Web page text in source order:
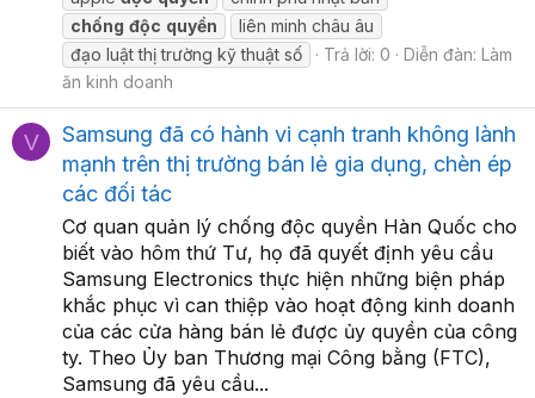
chống độc quyền
liên minh châu âu
đạo luật thị trường kỹ thuật số
Trả lời: 0 Diễn đàn: Làm
ăn kinh doanh
V
Samsung đã có hành vi cạnh tranh không lành
mạnh trên thị trường bán lẻ gia dụng, chèn ép
các đối tác
Cơ quan quản lý chống độc quyền Hàn Quốc cho
biết vào hôm thứ Tư, họ đã quyết định yêu cầu
Samsung Electronics thực hiện những biện pháp
khắc phục vì can thiệp vào hoạt động kinh doanh
của các cửa hàng bán lẻ được ủy quyền của công
ty. Theo Ủy ban Thương mại Công bằng (FTC),
Samsung đã yêu cầu...